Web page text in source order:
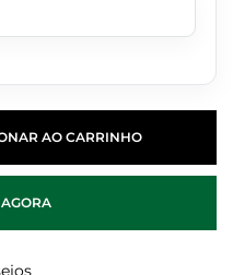
AO CARRINHO